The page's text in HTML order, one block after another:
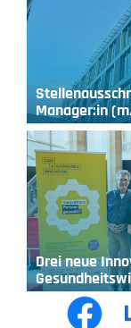
Manager:in
Drei neue